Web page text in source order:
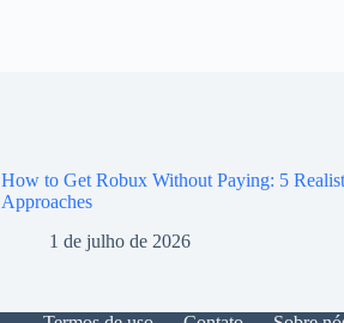
How to Get Robux Without Paying: 5
Approaches
1 de julho de 2026